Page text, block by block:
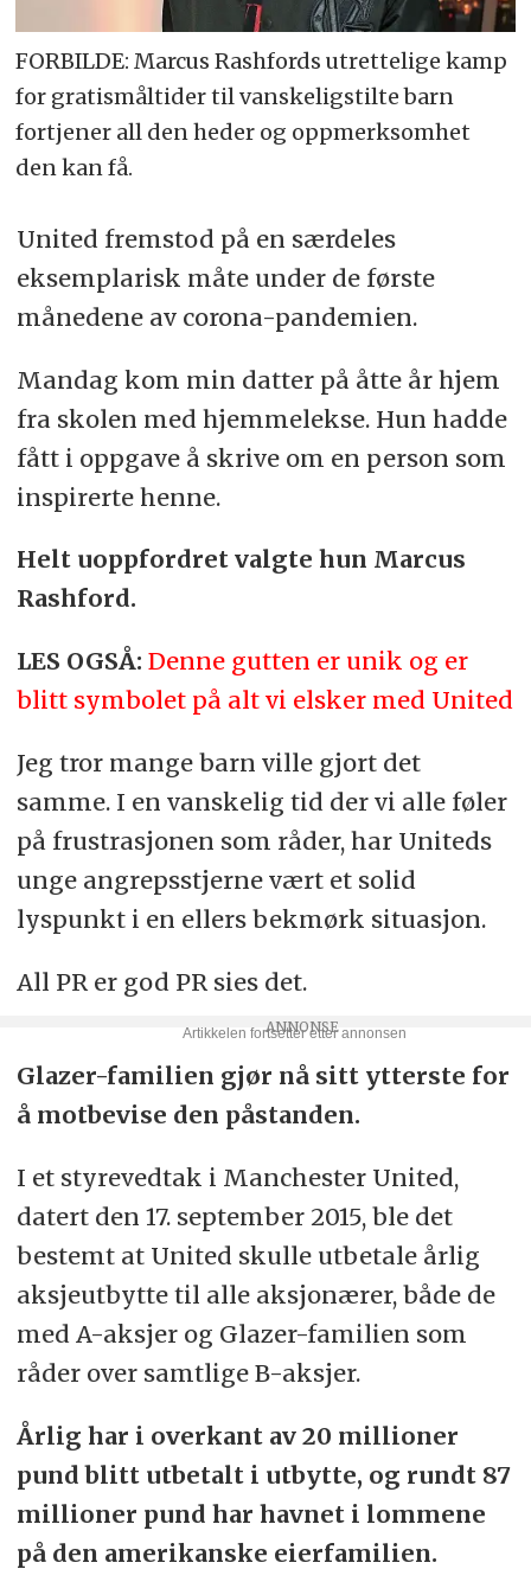
FORBILDE: Marcus Rashfords utrettelige kamp
for gratismåltider til vanskeligstilte barn
fortjener all den heder og oppmerksomhet
den kan få.
United fremstod på en særdeles
eksemplarisk måte under de første
månedene av corona-pandemien.
Mandag kom min datter på åtte år hjem
fra skolen med hjemmelekse. Hun hadde
fått i oppgave å skrive om en person som
inspirerte henne.
Helt uoppfordret valgte hun Marcus
Rashford.
LES OGSÅ: Denne gutten er unik og er
blitt symbolet på alt vi elsker med United
Jeg tror mange barn ville gjort det
samme. I en vanskelig tid der vi alle føler
på frustrasjonen som råder, har Uniteds
unge angrepsstjerne vært et solid
lyspunkt i en ellers bekmørk situasjon.
All PR er god PR sies det.
Glazer-familien gjør nå sitt ytterste for
å motbevise den påstanden.
I et styrevedtak i Manchester United,
datert den 17. september 2015, ble det
bestemt at United skulle utbetale årlig
aksjeutbytte til alle aksjonærer, både de
med A-aksjer og Glazer-familien som
råder over samtlige B-aksjer.
Årlig har i overkant av 20 millioner
pund blitt utbetalt i utbytte, og rundt 87
millioner pund har havnet i lommene
på den amerikanske eierfamilien.